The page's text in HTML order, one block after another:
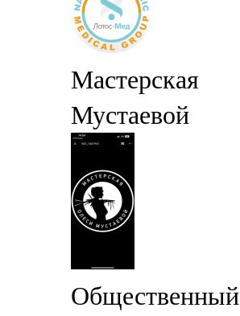
Мастерская
Мустаевой
Общественный